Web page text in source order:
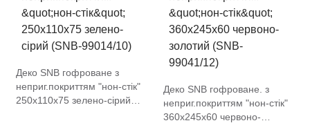
Деко SNB гофроване з
неприг.покриттям "нон-стік"
250х110х75 зелено-сірий
Деко SNB гофроване. з
неприг.покриттям "нон-стік"
360х245х60 червоно-